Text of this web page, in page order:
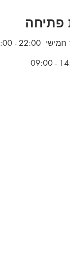
פתיחה
22
:00 - 09:00